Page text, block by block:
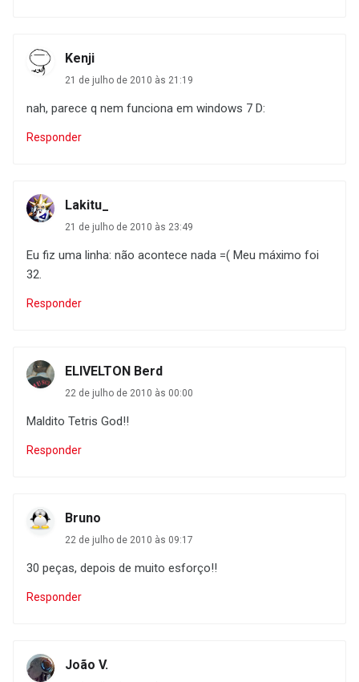
Kenji
21 de julho de 2010 às 21:19
nah, parece q nem funciona em windows 7 D:
Responder
Lakitu_
21 de julho de 2010 às 23:49
Eu fiz uma linha: não acontece nada =( Meu máximo foi
32.
Responder
ELIVELTON Berd
22 de julho de 2010 às 00:00
Maldito Tetris God!!
Responder
Bruno
22 de julho de 2010 às 09:17
30 peças, depois de muito esforço!!
Responder
João V.